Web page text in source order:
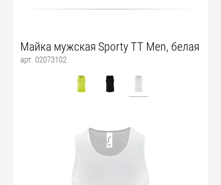
Майка мужская Sporty TT Men, белая
арт. 02073102